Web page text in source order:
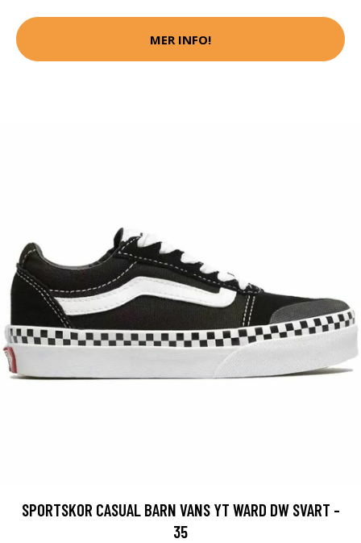
MER INFO!
SPORTSKOR CASUAL BARN VANS YT WARD DW SVART -
35